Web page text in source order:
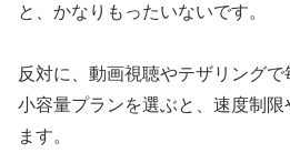
と、かなりもったいないです。
反対に、動画視聴やテザリング
小容量プランを選ぶと、速度制限
ます。